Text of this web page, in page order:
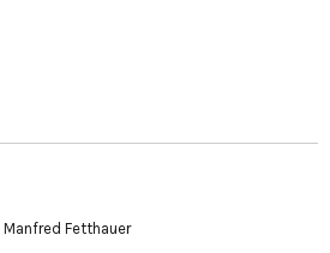
Manfred Fetthauer